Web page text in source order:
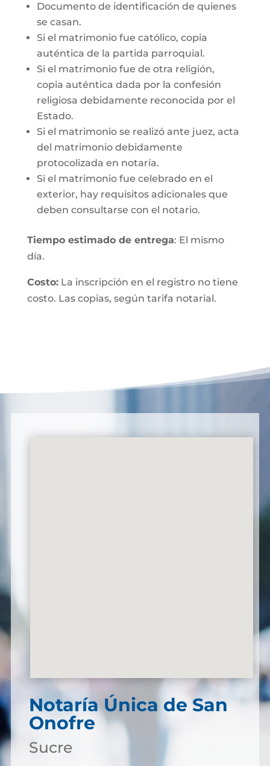
Documento de identificación de quienes
se casan.
Si el matrimonio fue católico, copia
auténtica de la partida parroquial.
Si el matrimonio fue de otra religión,
copia auténtica dada por la confesión
religiosa debidamente reconocida por el
Estado.
Si el matrimonio se realizó ante juez, acta
del matrimonio debidamente
protocolizada en notaría.
Si el matrimonio fue celebrado en el
exterior, hay requisitos adicionales que
deben consultarse con el notario.
Tiempo estimado de entrega: El mismo
día.
Costo:La inscripción en el registro no tiene
costo. Las copias, según tarifa notarial.
Notaría Única de San
Onofre
Sucre